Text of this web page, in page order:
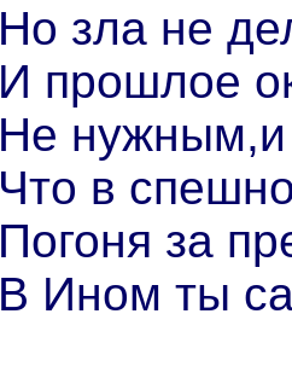
Но зла не
И прошлое
Не нужным,и
Что в
Погоня за
В Ином ты